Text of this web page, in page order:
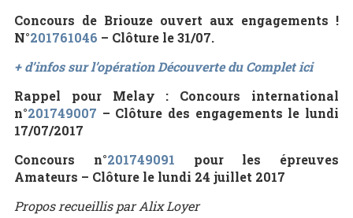
Concours de Briouze ouvert aux engagements !
N°201761046 – Clôture le 31/07.
+ d’infos sur l’opération Découverte du Complet ici
Rappel pour Melay : Concours international
n°201749007 – Clôture des engagements le lundi
17/07/2017
Concours n°201749091 pour les épreuves
Amateurs – Clôture le lundi 24 juillet 2017
Propos recueillis par Alix Loyer